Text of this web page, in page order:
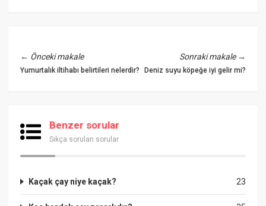
← Önceki makale
Yumurtalık iltihabı belirtileri nelerdir?
Sonraki makale→
Deniz suyu köpeğe iyi gelir mi?
Benzer sorular
Sıkça sorulan sorular
23
Kaçak çay niye kaçak?